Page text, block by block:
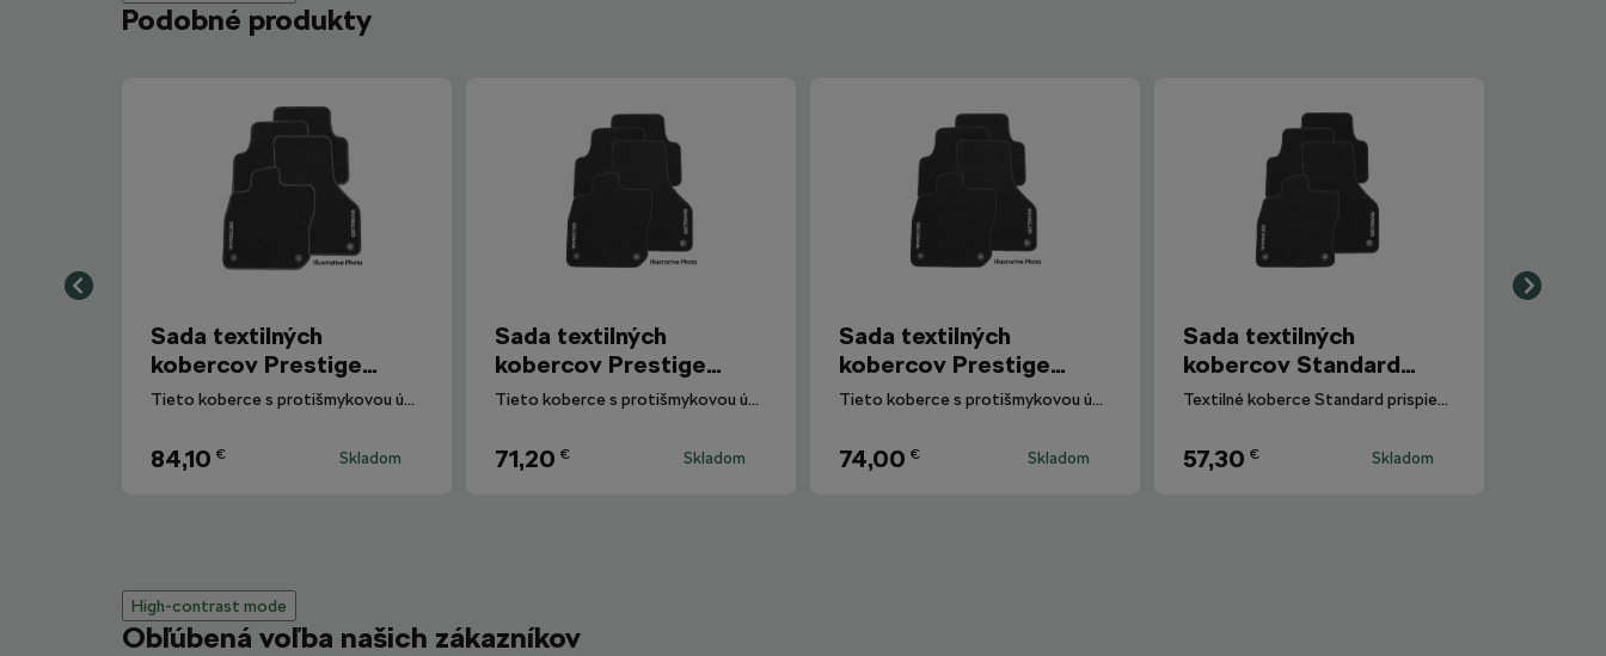
Podobné produkty
Sada textilných
kobercov Prestige
Octavia IV
Tieto koberce s protišmykovou úpravou rubovej strany sú zároveň praktickým a v mnohých prípadoch aj nepostrádateľným doplnkom každého vozidla.
84,10 € Skladom
Sada textilných
kobercov Prestige
Octavia IV
Tieto koberce s protišmykovou úpravou rubovej strany sú zároveň praktickým a v mnohých prípadoch aj nepostrádateľným doplnkom každého vozidla.
71,20 € Skladom
Sada textilných
kobercov Prestige
Octavia IV
Tieto koberce s protišmykovou úpravou rubovej strany sú zároveň praktickým a v mnohých prípadoch aj nepostrádateľným doplnkom každého vozidla.
74,00 € Skladom
Sada textilných
kobercov Standard
Octavia IV
Textilné koberce Standard prispievajú k zníženiu hluku v interiéri vozidla, a tým k zvýšeniu komfortu počas jazdy.
57,30 € Skladom
High-contrast mode
Obľúbená voľba našich zákazníkov